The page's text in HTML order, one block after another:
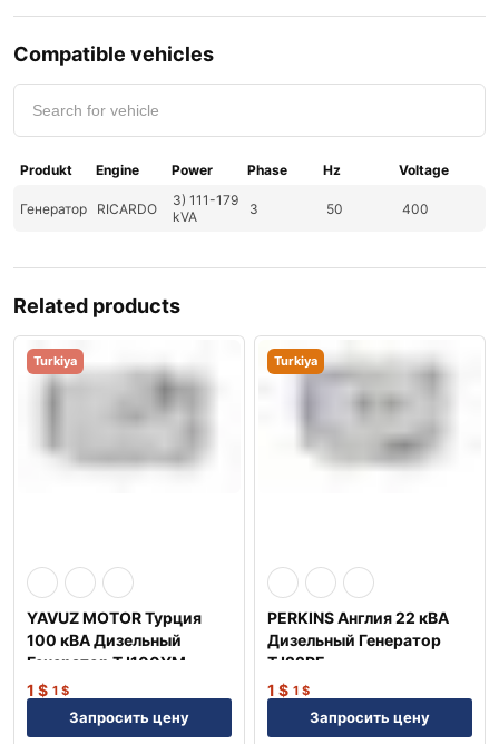
Compatible vehicles
Produkt Engine Power Phase Hz Voltage
Генератор RICARDO
3) 111-179
kVA
3 50 400
Related products
Turkiya
YAVUZ MOTOR Турция
100 кВА Дизельный
Генератор TJ100YM
1 $ 1 $
Запросить цену
Turkiya
PERKINS Англия 22 кВА
Дизельный Генератор
TJ22PE
1 $ 1 $
Запросить цену